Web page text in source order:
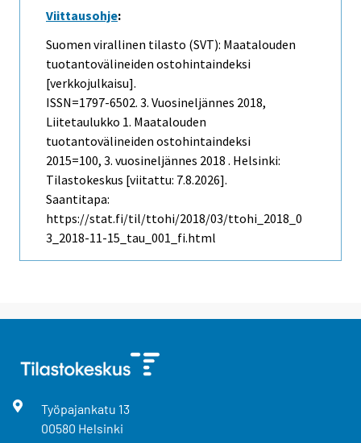
Viittausohje:
Suomen virallinen tilasto (SVT): Maatalouden
tuotantovälineiden ostohintaindeksi
[verkkojulkaisu].
ISSN=1797-6502. 3. Vuosineljännes 2018,
Liitetaulukko 1. Maatalouden
tuotantovälineiden ostohintaindeksi
2015=100, 3. vuosineljännes 2018 . Helsinki:
Tilastokeskus [viitattu: 7.8.2026].
Saantitapa:
https://stat.fi/til/ttohi/2018/03/ttohi_2018_0
3_2018-11-15_tau_001_fi.html
Työpajankatu 13
00580 Helsinki